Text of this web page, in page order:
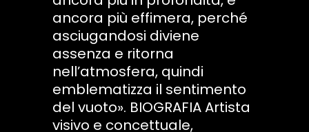
ancora più effimera, perché
asciugandosi diviene
assenza e ritorna
nell’atmosfera, quindi
emblematizza il sentimento
del vuoto». BIOGRAFIA Artista
visivo e concettuale,